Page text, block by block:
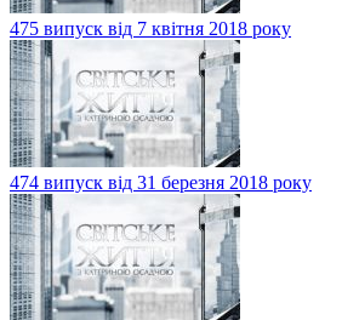
475 випуск від 7 квітня 2018 року
474 випуск від 31 березня 2018 року